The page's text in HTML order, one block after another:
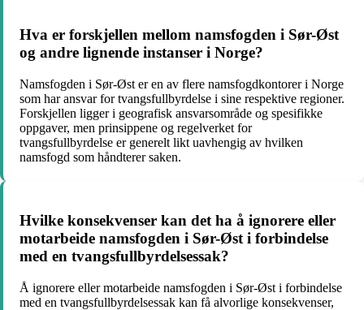
Hva er forskjellen mellom namsfogden i Sør-Øst
og andre lignende instanser i Norge?
Namsfogden i Sør-Øst er en av flere namsfogdkontorer i Norge
som har ansvar for tvangsfullbyrdelse i sine respektive regioner.
Forskjellen ligger i geografisk ansvarsområde og spesifikke
oppgaver, men prinsippene og regelverket for
tvangsfullbyrdelse er generelt likt uavhengig av hvilken
namsfogd som håndterer saken.
Hvilke konsekvenser kan det ha å ignorere eller
motarbeide namsfogden i Sør-Øst i forbindelse
med en tvangsfullbyrdelsessak?
Å ignorere eller motarbeide namsfogden i Sør-Øst i forbindelse
med en tvangsfullbyrdelsessak kan få alvorlige konsekvenser,